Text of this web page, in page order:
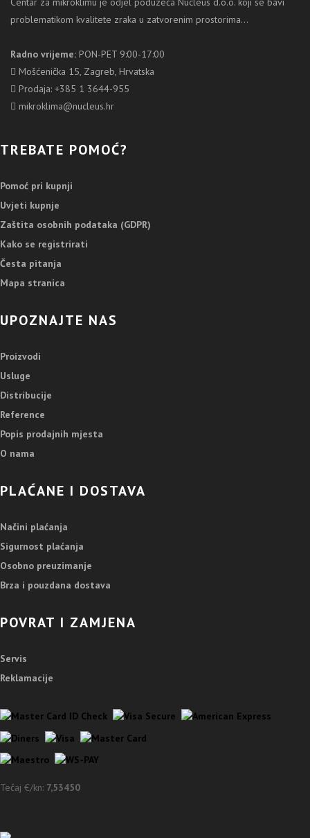
problematikom kvalitete zraka u zatvorenim prostorima...
Radno vrijeme: PON-PET 9:00-17:00
Mošćenička 15, Zagreb, Hrvatska
Prodaja: +385 1 3644-955
mikroklima@nucleus.hr
TREBATE POMOĆ?
Pomoć pri kupnji
Uvjeti kupnje
Zaštita osobnih podataka (GDPR)
Kako se registrirati
Česta pitanja
Mapa stranica
UPOZNAJTE NAS
Proizvodi
Usluge
Distribucije
Reference
Popis prodajnih mjesta
O nama
PLAĆANE I DOSTAVA
Načini plaćanja
Sigurnost plaćanja
Osobno preuzimanje
Brza i pouzdana dostava
POVRAT I ZAMJENA
Servis
Reklamacije
Tečaj €/kn: 7,53450